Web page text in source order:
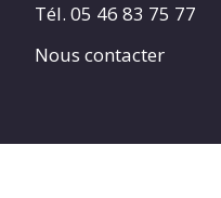
Tél. 05 46 83 75 77
Nous contacter